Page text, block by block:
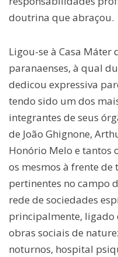
doutrina que abraçou.
Ligou-se à Casa
paranaenses, à qual
dedicou expressiva
tendo sido um dos
integrantes de seus
de João Ghignone,
Honório Melo e tantos
os mesmos à frente de
pertinentes no campo
rede de sociedades
principalmente, ligado
obras sociais de
noturnos, hospital